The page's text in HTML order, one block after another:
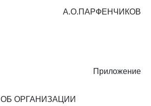
А.О.ПАРФЕНЧИКОВ
Приложение
ОБ ОРГАНИЗАЦИИ